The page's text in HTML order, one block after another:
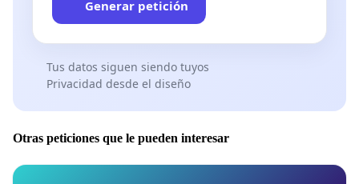
Generar petición
Tus datos siguen siendo tuyos
Privacidad desde el diseño
Otras peticiones que le pueden interesar